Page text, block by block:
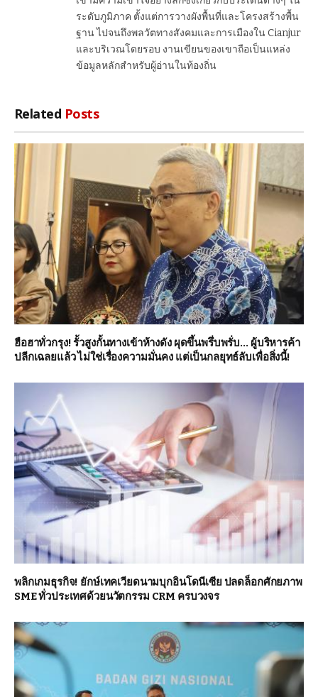
ระดับภูมิภาค ตั้งแต่การวางผังพื้นที่และโครงสร้างพื้น
ฐาน ไปจนถึงพลวัตทางสังคมและการเมืองใน Cianjur
และบริเวณโดยรอบ งานเขียนของเขาถือเป็นแหล่ง
ข้อมูลหลักสำหรับผู้อ่านในท้องถิ่น
Related Posts
ฮือฮาทั่วกรุง! รั้วสูงกั้นทางเข้าห้างดัง ผุดขึ้นพรึ่บพรั่บ… ผู้บริหารค้า
ปลีกเฉลยแล้ว ไม่ใช่เรื่องความมั่นคง แต่เป็นกลยุทธ์ลับเพื่อสิ่งนี้!
พลิกเกมธุรกิจ! ยักษ์เทคเวียดนามบุกอินโดนีเซีย ปลดล็อกศักยภาพ
SME ทั่วประเทศด้วยนวัตกรรม CRM ครบวงจร